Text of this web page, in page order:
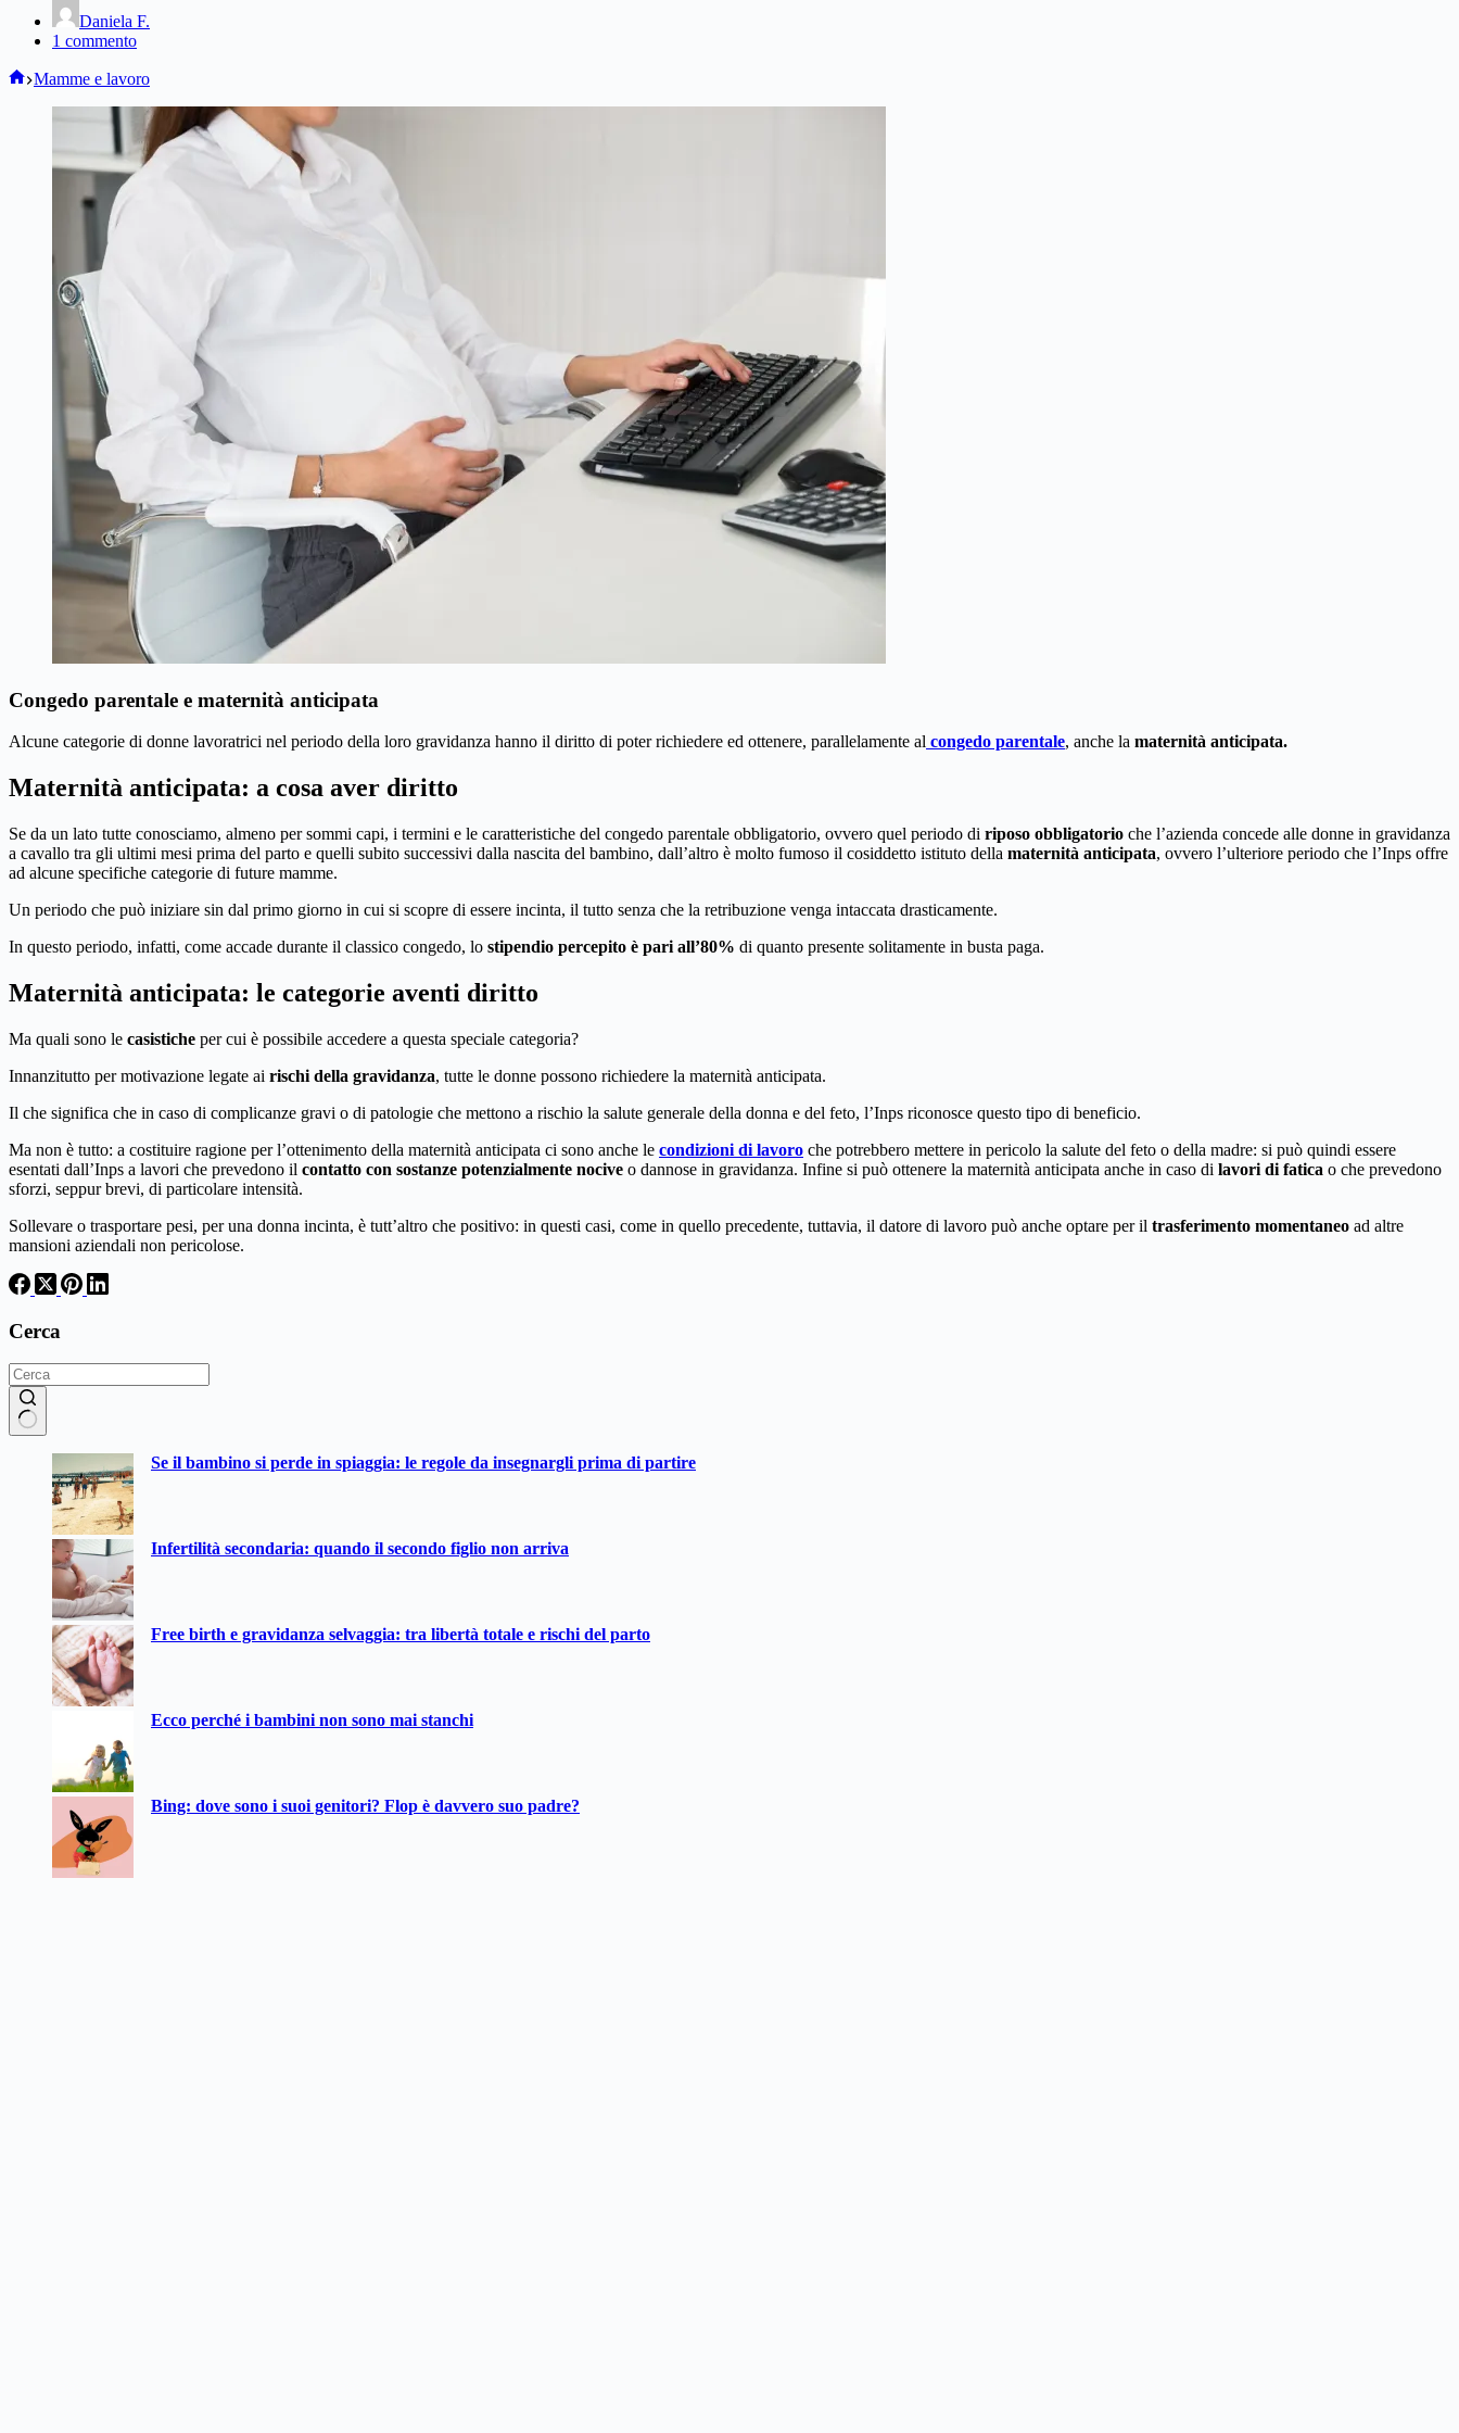
Daniela F.
1 commento
Home
Mamme e lavoro
Congedo parentale e maternità anticipata
Alcune categorie di donne lavoratrici nel periodo della loro gravidanza hanno il diritto di poter richiedere ed ottenere, parallelamente al congedo parentale, anche la maternità anticipata.
Maternità anticipata: a cosa aver diritto
Se da un lato tutte conosciamo, almeno per sommi capi, i termini e le caratteristiche del congedo parentale obbligatorio, ovvero quel periodo di riposo obbligatorio che l’azienda concede alle donne in gravidanza
a cavallo tra gli ultimi mesi prima del parto e quelli subito successivi dalla nascita del bambino, dall’altro è molto fumoso il cosiddetto istituto della maternità anticipata, ovvero l’ulteriore periodo che l’Inps offre
ad alcune specifiche categorie di future mamme.
Un periodo che può iniziare sin dal primo giorno in cui si scopre di essere incinta, il tutto senza che la retribuzione venga intaccata drasticamente.
In questo periodo, infatti, come accade durante il classico congedo, lo stipendio percepito è pari all’80% di quanto presente solitamente in busta paga.
Maternità anticipata: le categorie aventi diritto
Ma quali sono le casistiche per cui è possibile accedere a questa speciale categoria?
Innanzitutto per motivazione legate ai rischi della gravidanza, tutte le donne possono richiedere la maternità anticipata.
Il che significa che in caso di complicanze gravi o di patologie che mettono a rischio la salute generale della donna e del feto, l’Inps riconosce questo tipo di beneficio.
Ma non è tutto: a costituire ragione per l’ottenimento della maternità anticipata ci sono anche le condizioni di lavoro che potrebbero mettere in pericolo la salute del feto o della madre: si può quindi essere
esentati dall’Inps a lavori che prevedono il contatto con sostanze potenzialmente nocive o dannose in gravidanza. Infine si può ottenere la maternità anticipata anche in caso di lavori di fatica o che prevedono
sforzi, seppur brevi, di particolare intensità.
Sollevare o trasportare pesi, per una donna incinta, è tutt’altro che positivo: in questi casi, come in quello precedente, tuttavia, il datore di lavoro può anche optare per il trasferimento momentaneo ad altre
mansioni aziendali non pericolose.
Cerca
Se il bambino si perde in spiaggia: le regole da insegnargli prima di partire
Infertilità secondaria: quando il secondo figlio non arriva
Free birth e gravidanza selvaggia: tra libertà totale e rischi del parto
Ecco perché i bambini non sono mai stanchi
Bing: dove sono i suoi genitori? Flop è davvero suo padre?